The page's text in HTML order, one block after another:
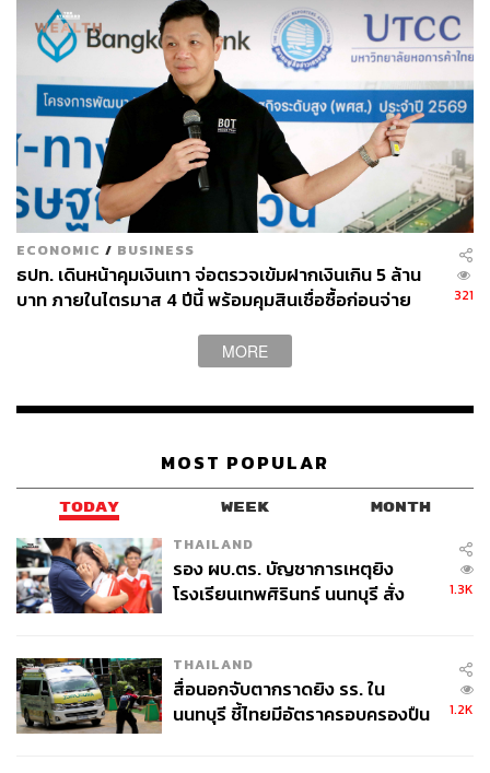
ECONOMIC / BUSINESS
ธปท. เดินหน้าคุมเงินเทา จ่อตรวจเข้มฝากเงินเกิน 5 ล้าน
บาท ภายในไตรมาส 4 ปีนี้ พร้อมคุมสินเชื่อซื้อก่อนจ่าย
321
MORE
MOST POPULAR
TODAY WEEK MONTH
THAILAND
รอง ผบ.ตร. บัญชาการเหตุยิง
โรงเรียนเทพศิรินทร์ นนทบุรี สั่ง
1.3K
THAILAND
สื่อนอกจับตากราดยิง รร. ใน
นนทบุรี ชี้ไทยมีอัตราครอบครองปืน
1.2K